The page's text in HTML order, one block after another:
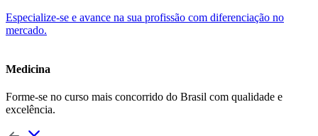
Especialize-se e avance na sua profissão com diferenciação no
mercado.
Medicina
Forme-se no curso mais concorrido do Brasil com qualidade e
excelência.